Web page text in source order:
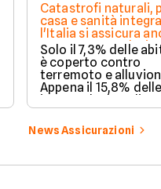
Catastrofi naturali,
casa e sanità
l'Italia si assicura
troppo poco. I dati
Solo il 7,3% delle
è coperto contro
terremoto e
Appena il 15,8%
imprese ha la polizza
catastrofale
dati ANIA 2025 sul
assicurativo
News Assicurazioni